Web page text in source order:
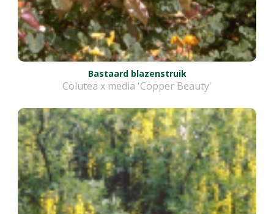
Bastaard blazenstruik
Colutea x media 'Copper Beauty'